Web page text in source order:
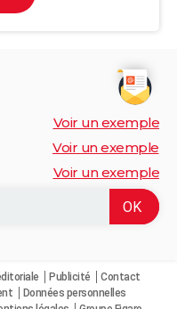
Voir un exemple
Voir un exemple
Voir un exemple
Publicité
Contact
Données personnelles